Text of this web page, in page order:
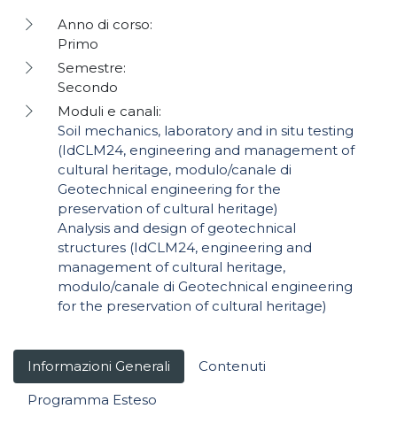
Informazioni Generali
Contenuti
Programma Esteso
Anno di corso:
Primo
Semestre:
Secondo
Moduli e canali:
Soil mechanics, laboratory and in situ testing
(IdCLM24, engineering and management of
cultural heritage, modulo/canale di
Geotechnical engineering for the
preservation of cultural heritage)
Analysis and design of geotechnical
structures (IdCLM24, engineering and
management of cultural heritage,
modulo/canale di Geotechnical engineering
for the preservation of cultural heritage)